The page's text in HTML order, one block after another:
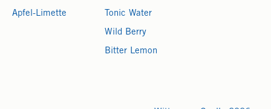
Apfel-Limette Tonic Water
Wild Berry
Bitter Lemon